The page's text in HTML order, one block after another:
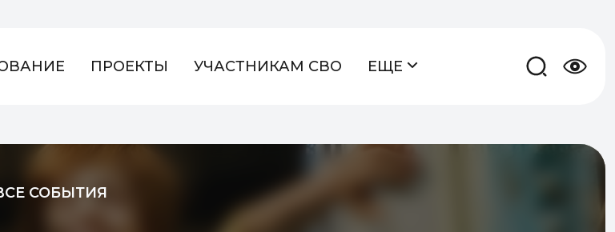
ПРОЕКТЫ УЧАСТНИКАМ СВО ЕЩЕ
СОБЫТИЯ